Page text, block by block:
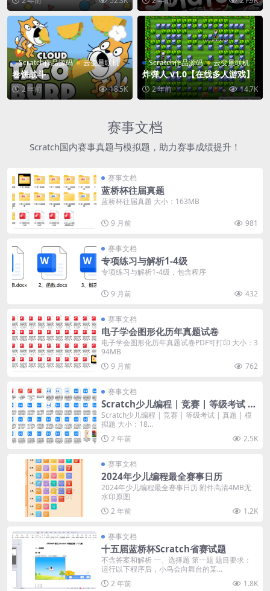
Scratch作品源码 云变量联机
卷饼战斗
2 年前 18.5K
Scratch作品源码 云变量联机
炸弹人 v1.0【在线多人游戏】
2 年前 14.7K
赛事文档
Scratch国内赛事真题与模拟题，助力赛事成绩提升！
赛事文档
蓝桥杯往届真题
蓝桥杯往届真题 大小：163MB
9 月前 981
赛事文档
专项练习与解析1-4级
专项练习与解析1-4级，包含程序
9 月前 432
赛事文档
电子学会图形化历年真题试卷
电子学会图形化历年真题试卷PDF可打印 大小：3
94MB
9 月前
762
赛事文档
Scratch少儿编程 | 竞赛 | 等级考试 |
真题 | 模拟题
Scratch少儿编程 | 竞赛 | 等级考试 | 真题 | 模
拟题 大小：18...
2 年前
2.5K
赛事文档
2024年少儿编程最全赛事日历
2024年少儿编程最全赛事日历 附件高清4MB无
水印原图
2 年前
1.2K
赛事文档
十五届蓝桥杯Scratch省赛试题
不含答案和解析 一、选择题 第一题 题目要求：
运行以下程序后，小鸟会向舞台的某...
2 年前
1.8K